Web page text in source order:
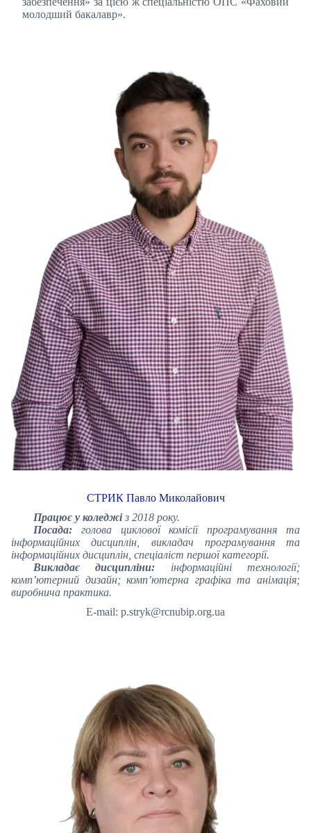
молодший бакалавр».
СТРИК Павло Миколайович
Працює у коледжіз 2018 року.
Посада:
голова циклової комісії програмування та
інформаційних дисциплін,
викладач програмування та
інформаційних дисциплін, спеціаліст першої категорії.
Викладає дисципліни: інформаційні технології;
комп’ютерний дизайн; комп’ютерна графіка та анімація;
виробнича практика.
E-mail: p.stryk@rcnubip.org.ua